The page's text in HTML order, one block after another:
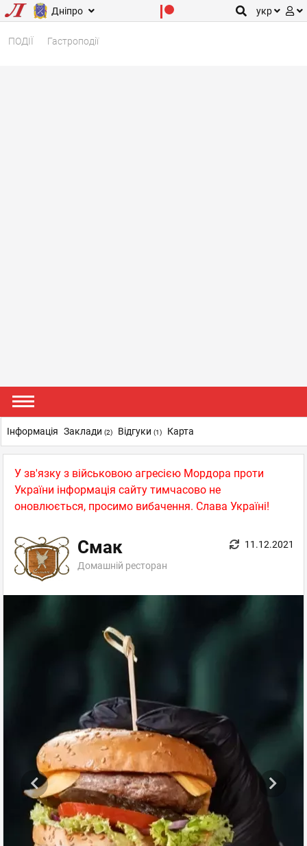
Дніпро укр
ПОДІЇ Гастроподії
У зв'язку з військовою агресією Мордора проти
України інформація сайту тимчасово не
оновлюється, просимо вибачення. Слава Україні!
Смак
Домашній ресторан
11.12.2021
Інформація Заклади (2) Відгуки (1) Карта